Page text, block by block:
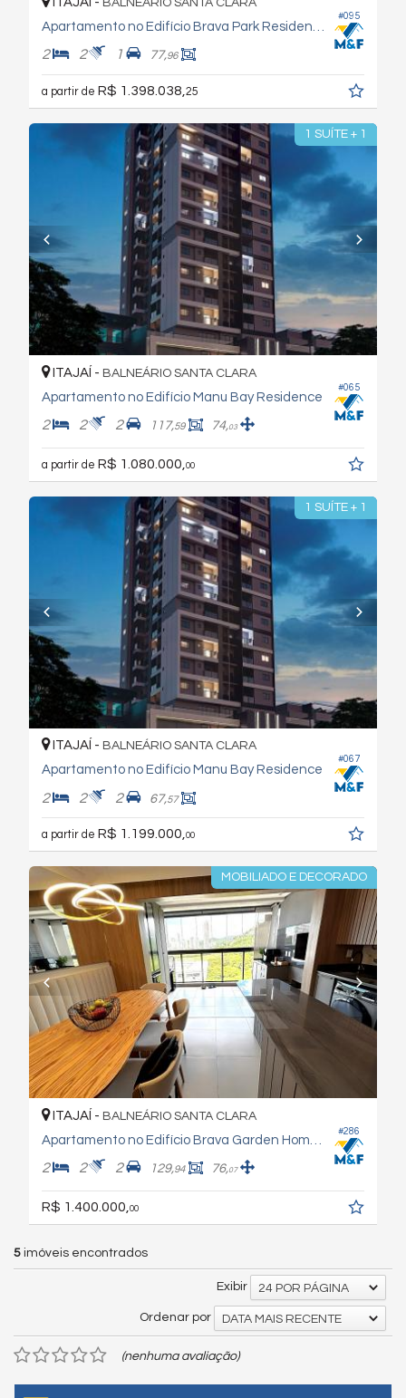
#095
BALNEÁRIO SANTA CLARA
2 2 1 77,96
a partir de R$ 1.398.038,25
1 SUÍTE + 1
#065
ITAJAÍ - BALNEÁRIO SANTA CLARA
Apartamento no Edifício Manu Bay Residence
2 2 2 117,59 74,03
a partir de R$ 1.080.000, 00
1 SUÍTE + 1
#067
ITAJAÍ - BALNEÁRIO SANTA CLARA
Apartamento no Edifício Manu Bay Residence
2 2 2 67,57
a partir de R$ 1.199.000,00
MOBILIADO E DECORADO
#286
ITAJAÍ - BALNEÁRIO SANTA CLARA
2 2 2 129,94 76,07
R$ 1.400.000, 00
5 imóveis encontrados
Exibir 24 POR PÁGINA
Ordenar por DATA MAIS RECENTE
(nenhuma avaliação)